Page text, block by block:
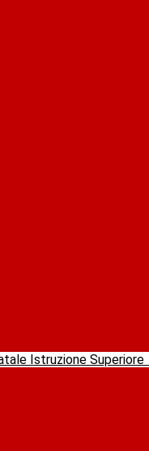
Istruzione Superiore